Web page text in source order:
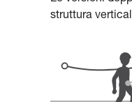
struttura